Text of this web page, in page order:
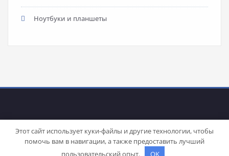
Ноутбуки и планшеты
WordPress | Theme: Stacyby SpiceThemes
Этот сайт использует куки-файлы и другие технологии, чтобы
помочь вам в навигации, а также предоставить лучший
пользовательский опыт.
OK